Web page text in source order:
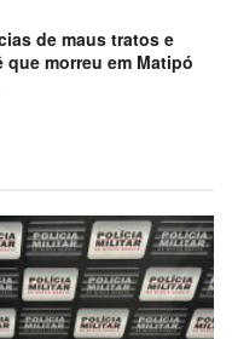
de maus tratos e
morreu em Matipó